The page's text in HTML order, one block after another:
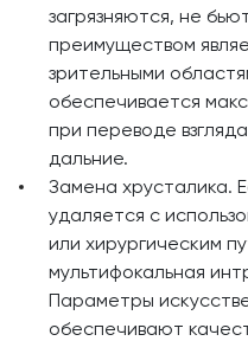
загрязняются, не
преимуществом
зрительными
обеспечивается
при переводе
дальние.
Замена хрусталика.
удаляется с
или хирургическим
мультифокальная
Параметры
обеспечивают